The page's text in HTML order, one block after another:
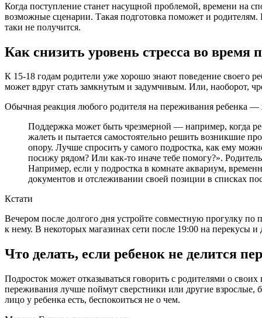
Когда поступление станет насущной проблемой, времени на
возможные сценарии. Такая подготовка поможет и
таки не получится.
Как снизить уровень стресса во время
К 15-18 годам родители уже хорошо знают поведение своего
может вдруг стать замкнутым и задумчивым. Или, наоборот,
Обычная реакция любого родителя на переживания ребенка
Поддержка может быть чрезмерной — например, когда
жалеть и пытается самостоятельно решить возникшие
опору. Лучше спросить у самого подростка, как ему
посижу рядом? Или как-то иначе тебе помогу?».
Например, если у подростка в комнате аквариум,
документов и отслеживании своей позиции в списках
Кстати
Вечером после долгого дня устройте совместную прогулку по
к нему. В некоторых магазинах сети после 19:00 на перекусы
Что делать, если ребенок не делится
Подросток может отказываться говорить с родителями о
переживания лучше поймут сверстники или другие взрослые,
лицо у ребенка есть, беспокоиться не о чем.